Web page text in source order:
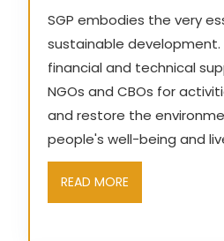
SGP embodies the very
sustainable development.
financial and technical
NGOs and CBOs for
and restore the
people's well-being and
READ MORE